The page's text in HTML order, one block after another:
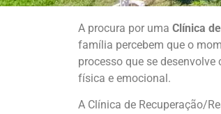
A procura por uma Clínica
família percebem que o
processo que se
física e emocional.
A Clínica de Recuperação/